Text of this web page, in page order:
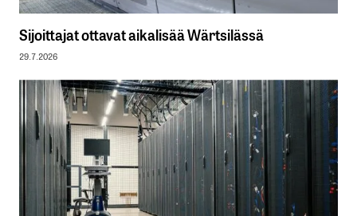
Sijoittajat ottavat aikalisää Wärtsilässä
29.7.2026